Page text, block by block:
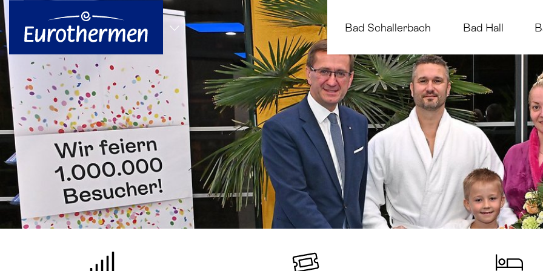
zum Hauptinhalt springen
Alle Standorte
Bad Schallerbach Bad Hall